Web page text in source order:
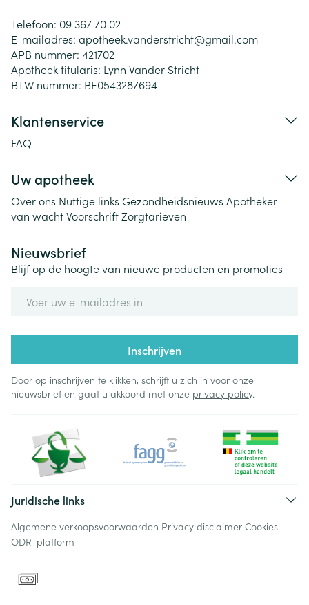
Telefoon: 09 367 70 02
E-mailadres: apotheek.vanderstricht@gmail.com
APB nummer: 421702
Apotheek titularis: Lynn Vander Stricht
BTW nummer: BE0543287694
Klantenservice
FAQ
Uw apotheek
Over ons Nuttige links Gezondheidsnieuws Apotheker
van wachtVoorschriftZorgtarieven
Nieuwsbrief
Blijf op de hoogte van nieuwe producten en promoties
Inschrijven
Door op inschrijven te klikken, schrijft u zich in voor onze
nieuwsbrief en gaat u akkoord met onze privacy policy.
Juridische links
Algemene verkoopsvoorwaarden Privacy disclaimer Cookies
ODR-platform